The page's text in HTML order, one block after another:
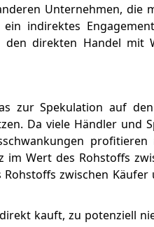
Unternehmen, die
indirektes
direkten Handel mit
zur Spekulation auf
Da viele Händler und
profitieren
im Wert des Rohstoffs
zwischen
kauft, zu potenziell